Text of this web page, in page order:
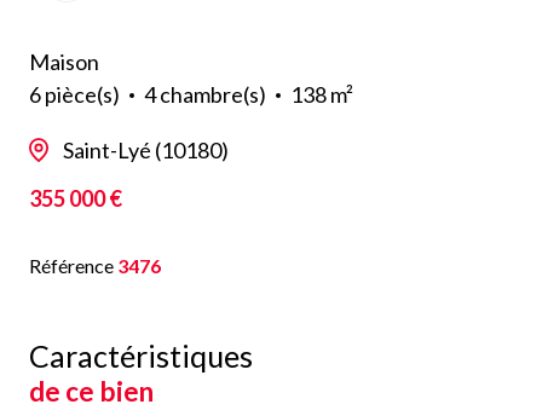
Maison
6 pièce(s)
4 chambre(s) 138 m²
Saint-Lyé (10180)
355 000 €
Référence 3476
Caractéristiques
de ce bien